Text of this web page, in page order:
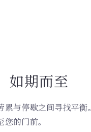
如期而至
与停歇之间寻找平衡。
的门前。